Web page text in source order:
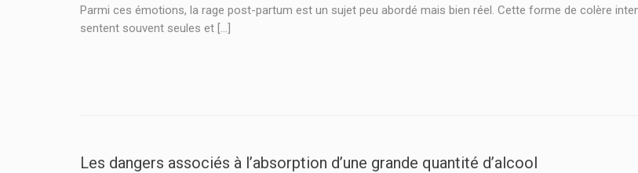
Parmi ces émotions, la rage post-partum est un sujet peu abordé mais bien réel. Cette forme de colère
sentent souvent seules et […]
Les dangers associés à l’absorption d’une grande quantité d’alcool